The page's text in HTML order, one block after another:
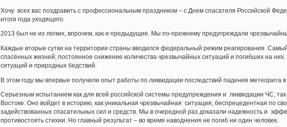
Хочу всех вас поздравить с профессиональным праздником – с Днем спасателя Российской
итоги года уходящего.
2013 был не из легких, впрочем, как и предыдущие. Мы по-прежнему предупреждали
Каждые вторые сутки на территории страны вводился федеральный режим реагирования.
спасённых жизней; постоянное снижение количества чрезвычайных ситуаций и погибших на
ситуаций и природных бедствий.
В этом году мы впервые получили опыт работы по ликвидации последствий падения метеорита в
Серьезным испытанием как для всей российской системы предупреждения и ликвидации ЧС,
Востоке. Оно войдет в историю, как уникальная чрезвычайная ситуация, беспрецедентная по
задействованных спасательных сил и средств. Мы в очередной раз доказали надежность и
противостоять стихии. Но главный результат – во время наводнения не погиб ни один человек.